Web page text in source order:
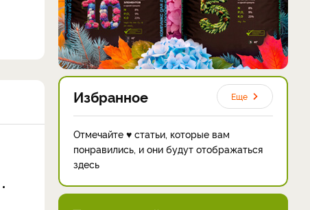
Избранное Еще
Отмечайте ♥ статьи, которые вам
понравились, и они будут отображаться
здесь